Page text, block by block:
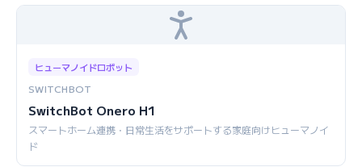
ヒューマノイドロボット
SWITCHBOT
SwitchBot Onero H1
スマートホーム連携・日常生活をサポートする家庭向けヒューマノイ
ド